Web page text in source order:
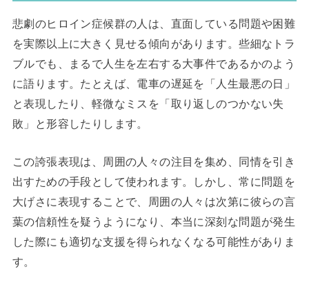
悲劇のヒロイン症候群の人は、直面している問題や困難
を実際以上に大きく見せる傾向があります。些細なトラ
ブルでも、まるで人生を左右する大事件であるかのよう
に語ります。たとえば、電車の遅延を「人生最悪の日」
と表現したり、軽微なミスを「取り返しのつかない失
敗」と形容したりします。
この誇張表現は、周囲の人々の注目を集め、同情を引き
出すための手段として使われます。しかし、常に問題を
大げさに表現することで、周囲の人々は次第に彼らの言
葉の信頼性を疑うようになり、本当に深刻な問題が発生
した際にも適切な支援を得られなくなる可能性がありま
す。